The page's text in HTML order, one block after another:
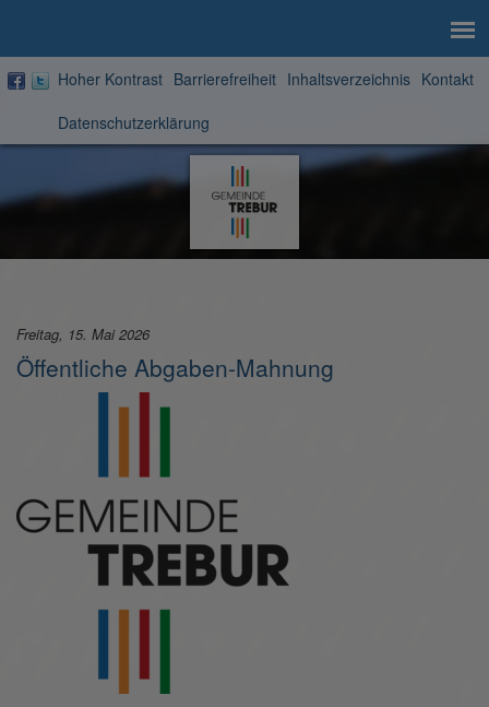
Hoher Kontrast Barrierefreiheit Inhaltsverzeichnis Kontakt
Datenschutzerklärung
Zur
Startseite
Freitag, 15. Mai 2026
Öffentliche Abgaben-Mahnung